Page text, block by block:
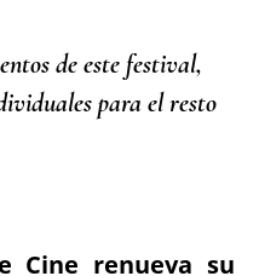
de este festival,
para el resto